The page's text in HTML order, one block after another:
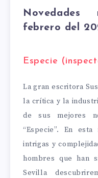
febrero del
Especie
La gran escritora
la crítica y la
de sus mejores
“Especie”. En
intrigas y
hombres que han
Sevilla